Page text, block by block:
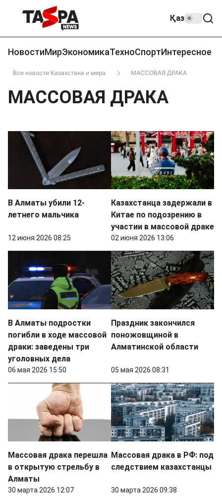
Қаз
НовостиМирЭкономикаТехноСпортИнтересное
Все новости Казахстана и мира МАССОВАЯ ДРАКА
МАССОВАЯ ДРАКА
В Алматы убили 12-
летнего мальчика
12 июня 2026 08:25
Казахстанца задержали в
Китае по подозрению в
участии в массовой драке
02 июня 2026 13:06
В Алматы подростки
погибли в ходе массовой
драки: заведены три
уголовных дела
06 мая 2026 15:50
Праздник закончился
поножовщиной в
Алматинской области
05 мая 2026 08:31
Массовая драка перешла
в открытую стрельбу в
Алматы
30 марта 2026 12:07
Массовая драка в РФ: под
следствием казахстанцы
30 марта 2026 09:38